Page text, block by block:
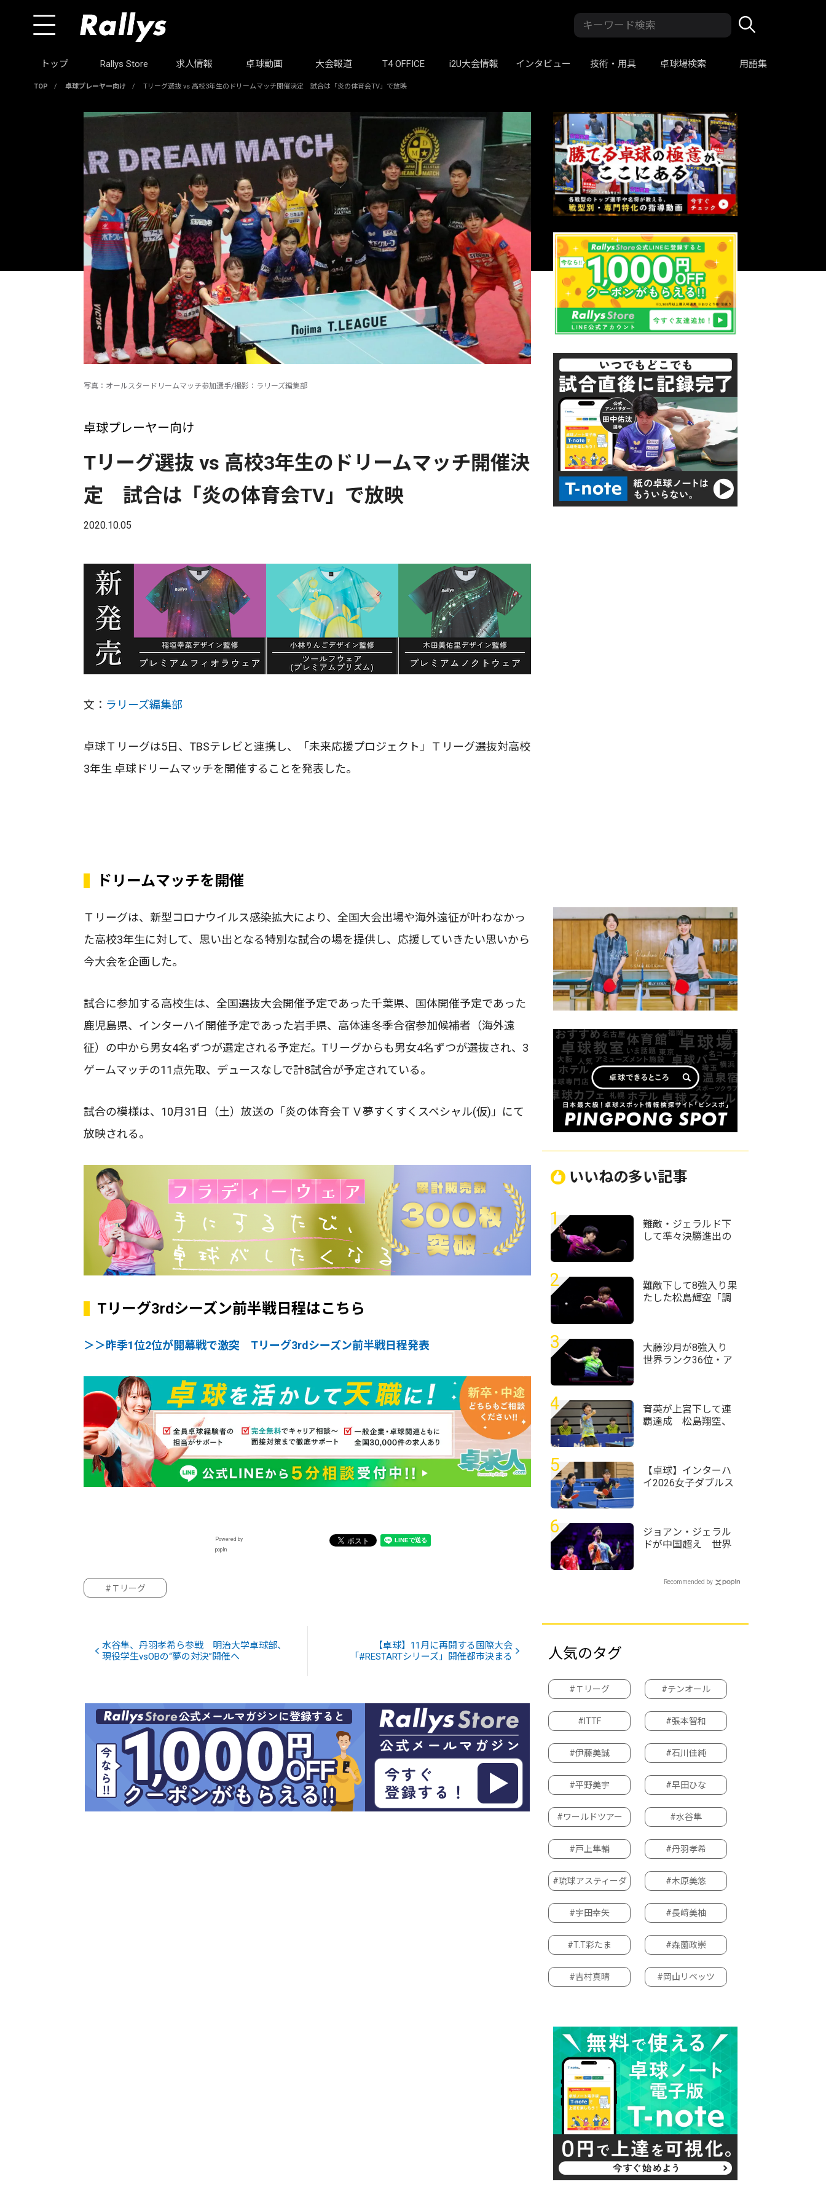
トップ Rallys Store 求人情報 卓球動画 大会報道 T4 OFFICE i2U大会情報 インタビュー 技術・用具 卓球場検索 用語集
TOP / 卓球プレーヤー向け / Tリーグ選抜 vs 高校3年生のドリームマッチ開催決定 試合は「炎の体育会TV」で放映
写真：オールスタードリームマッチ参加選手/撮影：ラリーズ編集部
卓球プレーヤー向け
Tリーグ選抜 vs 高校3年生のドリームマッチ開催決
定 試合は「炎の体育会TV」で放映
2020.10.05
文： ラリーズ編集部
卓球Ｔリーグは5日、TBSテレビと連携し、「未来応援プロジェクト」Ｔリーグ選抜対高校
3年生 卓球ドリームマッチを開催することを発表した。
ドリームマッチを開催
Ｔリーグは、新型コロナウイルス感染拡大により、全国大会出場や海外遠征が叶わなかっ
た高校3年生に対して、思い出となる特別な試合の場を提供し、応援していきたい思いから
今大会を企画した。
試合に参加する高校生は、全国選抜大会開催予定であった千葉県、国体開催予定であった
鹿児島県、インターハイ開催予定であった岩手県、高体連冬季合宿参加候補者（海外遠
征）の中から男女4名ずつが選定される予定だ。Tリーグからも男女4名ずつが選抜され、3
ゲームマッチの11点先取、デュースなしで計8試合が予定されている。
試合の模様は、10月31日（土）放送の「炎の体育会ＴＶ夢すくすくスペシャル(仮)」にて
放映される。
Tリーグ3rdシーズン前半戦日程はこちら
＞＞昨季1位2位が開幕戦で激突 Tリーグ3rdシーズン前半戦日程発表
Powered by
popIn
#Ｔリーグ
水谷隼、丹羽孝希ら参戦 明治大学卓球部、
現役学生vsOBの“夢の対決”開催へ
【卓球】11月に再開する国際大会
「#RESTARTシリーズ」開催都市決まる
いいねの多い記事
1
難敵・ジェラルド下
して準々決勝進出の
チャンピオンズ横浜
2026＞
2
難敵下して8強入り果
たした松島輝空「調
チャンピオンズ横浜
2026＞
3
大藤沙月が8強入り
世界ランク36位・ア
4
育英が上宮下して連
覇達成 松島翔空、
子学校対抗＞
5
【卓球】インターハ
イ2026女子ダブルス
ドで最後の夏を迎え
る
6
ジョアン・ジェラル
ドが中国超え 世界
チャンピオンズ横浜
Recommended by
人気のタグ
#Ｔリーグ #テンオール
#ITTF #張本智和
#伊藤美誠 #石川佳純
#平野美宇 #早田ひな
#ワールドツアー #水谷隼
#戸上隼輔 #丹羽孝希
#琉球アスティーダ #木原美悠
#宇田幸矢 #長﨑美柚
#T.T彩たま #森薗政崇
#吉村真晴 #岡山リベッツ